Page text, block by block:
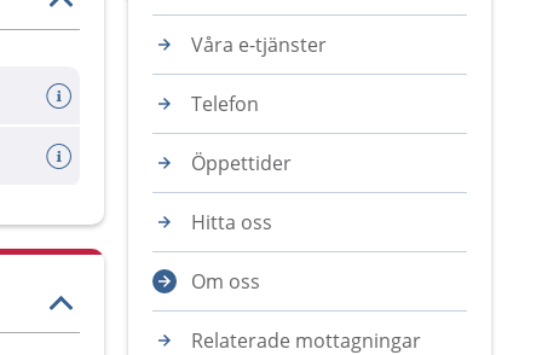
Våra e-tjänster
Telefon
Öppettider
Hitta oss
Om oss
Relaterade mottagningar